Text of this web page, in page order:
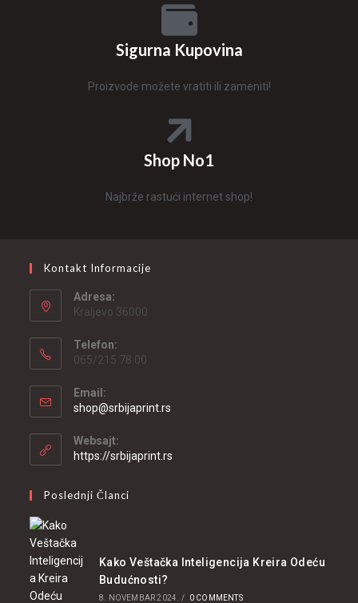
Sigurna Kupovina
Proizvode možete vratiti ili zameniti!
Shop No1
Najbrže rastući internet shop!
Kontakt Informacije
Adresa:
Kraljevo 36000
Telefon:
065/215 78 00
Email:
shop@srbijaprint.rs
Websajt:
https://srbijaprint.rs
Poslednji Članci
Kako Veštačka Inteligencija Kreira Odeću
Budućnosti?
8. NOVEMBAR 2024. / 0 COMMENTS